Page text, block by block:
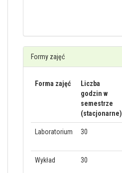
Formy zajęć
Forma zajęć
Liczba
godzin w
semestrze
(stacjonarne)
Laboratorium 30
Wykład 30